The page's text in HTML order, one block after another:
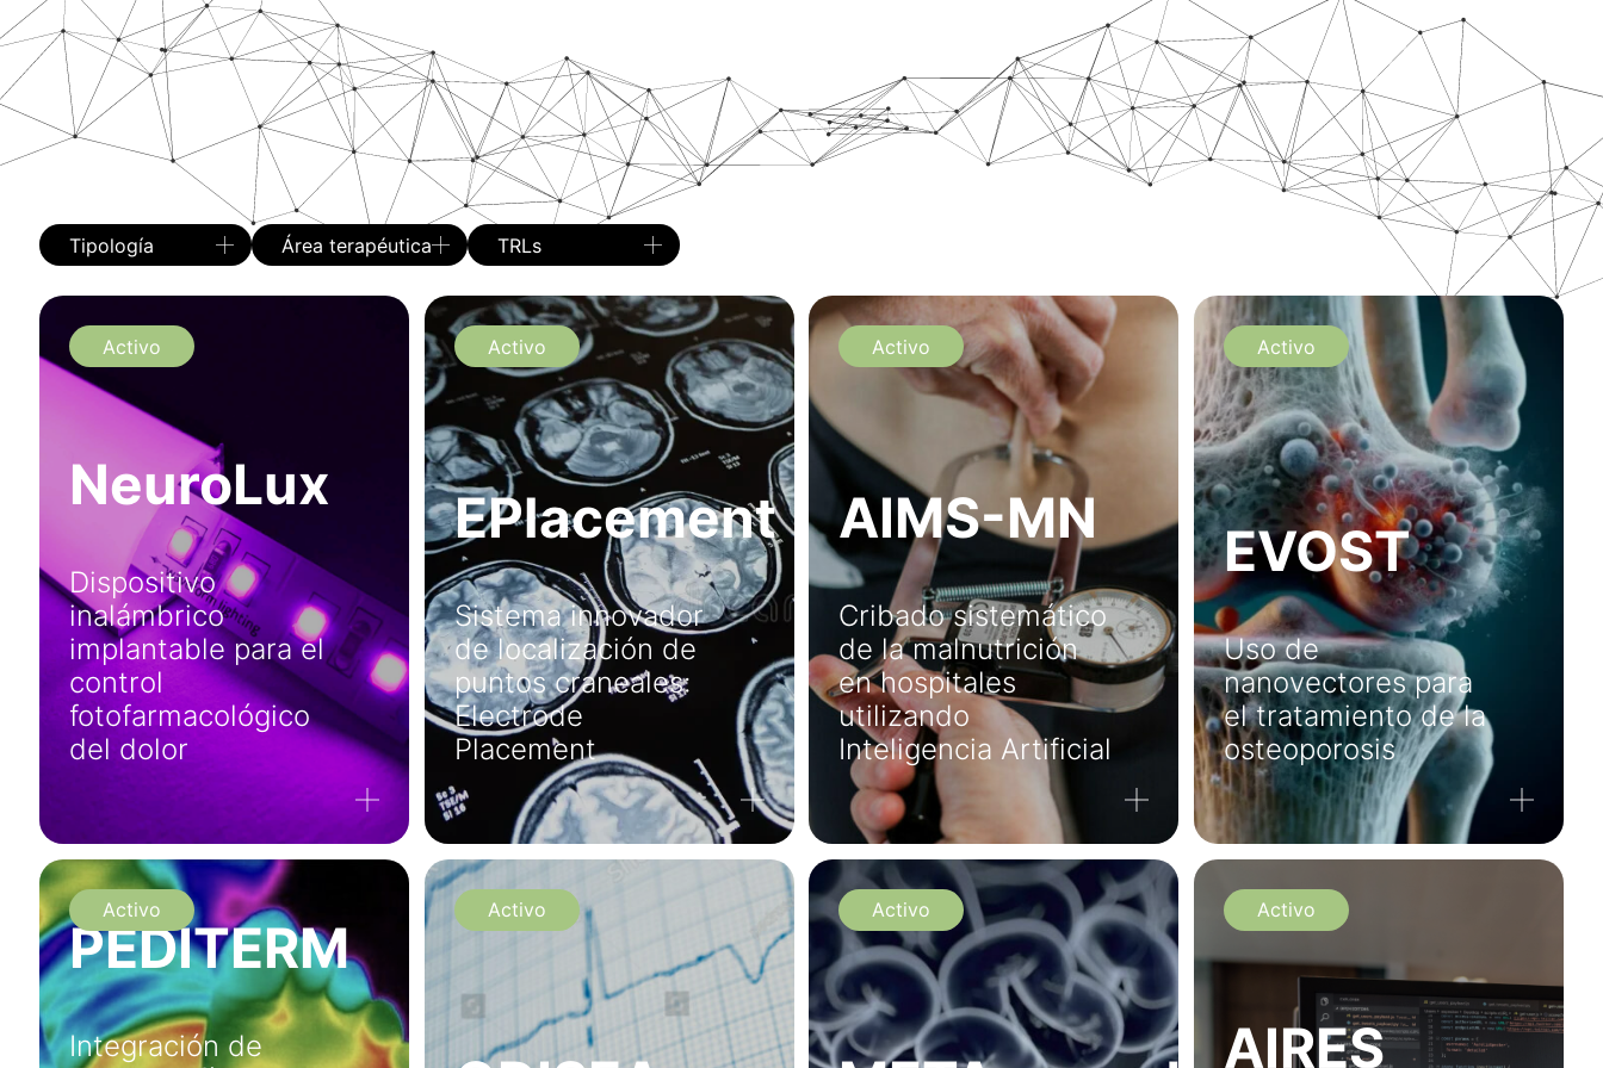
Tipología Área terapéutica TRLs
NeuroLux
Dispositivo
inalámbrico
implantable para el
control
fotofarmacológico
del dolor
Activo
EPlacement
Sistema innovador
de localización de
puntos craneales:
Electrode
Placement
Activo
AIMS-MN
Cribado sistemático
de la malnutrición
en hospitales
utilizando
Inteligencia Artificial
Activo
EVOST
Uso de
nanovectores para
el tratamiento de la
osteoporosis
Activo
PEDITERM
Integración de
Activo Activo Activo
AIRES
Activo